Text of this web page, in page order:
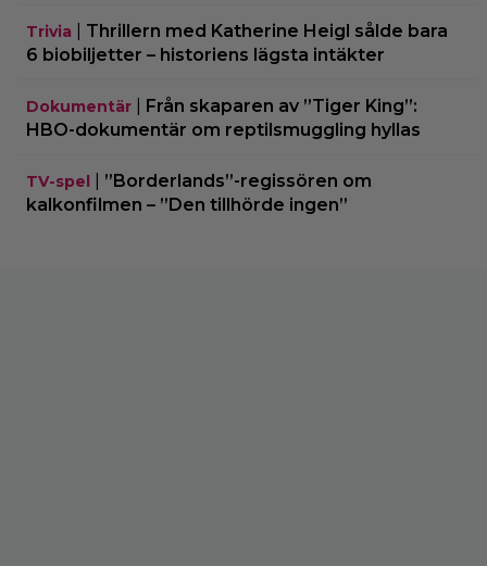
Trivia
Thrillern med Katherine Heigl sålde bara
6 biobiljetter – historiens lägsta intäkter
Dokumentär
Från skaparen av ”Tiger King”:
HBO-dokumentär om reptilsmuggling hyllas
TV-spel
”Borderlands”-regissören om
kalkonfilmen – ”Den tillhörde ingen”